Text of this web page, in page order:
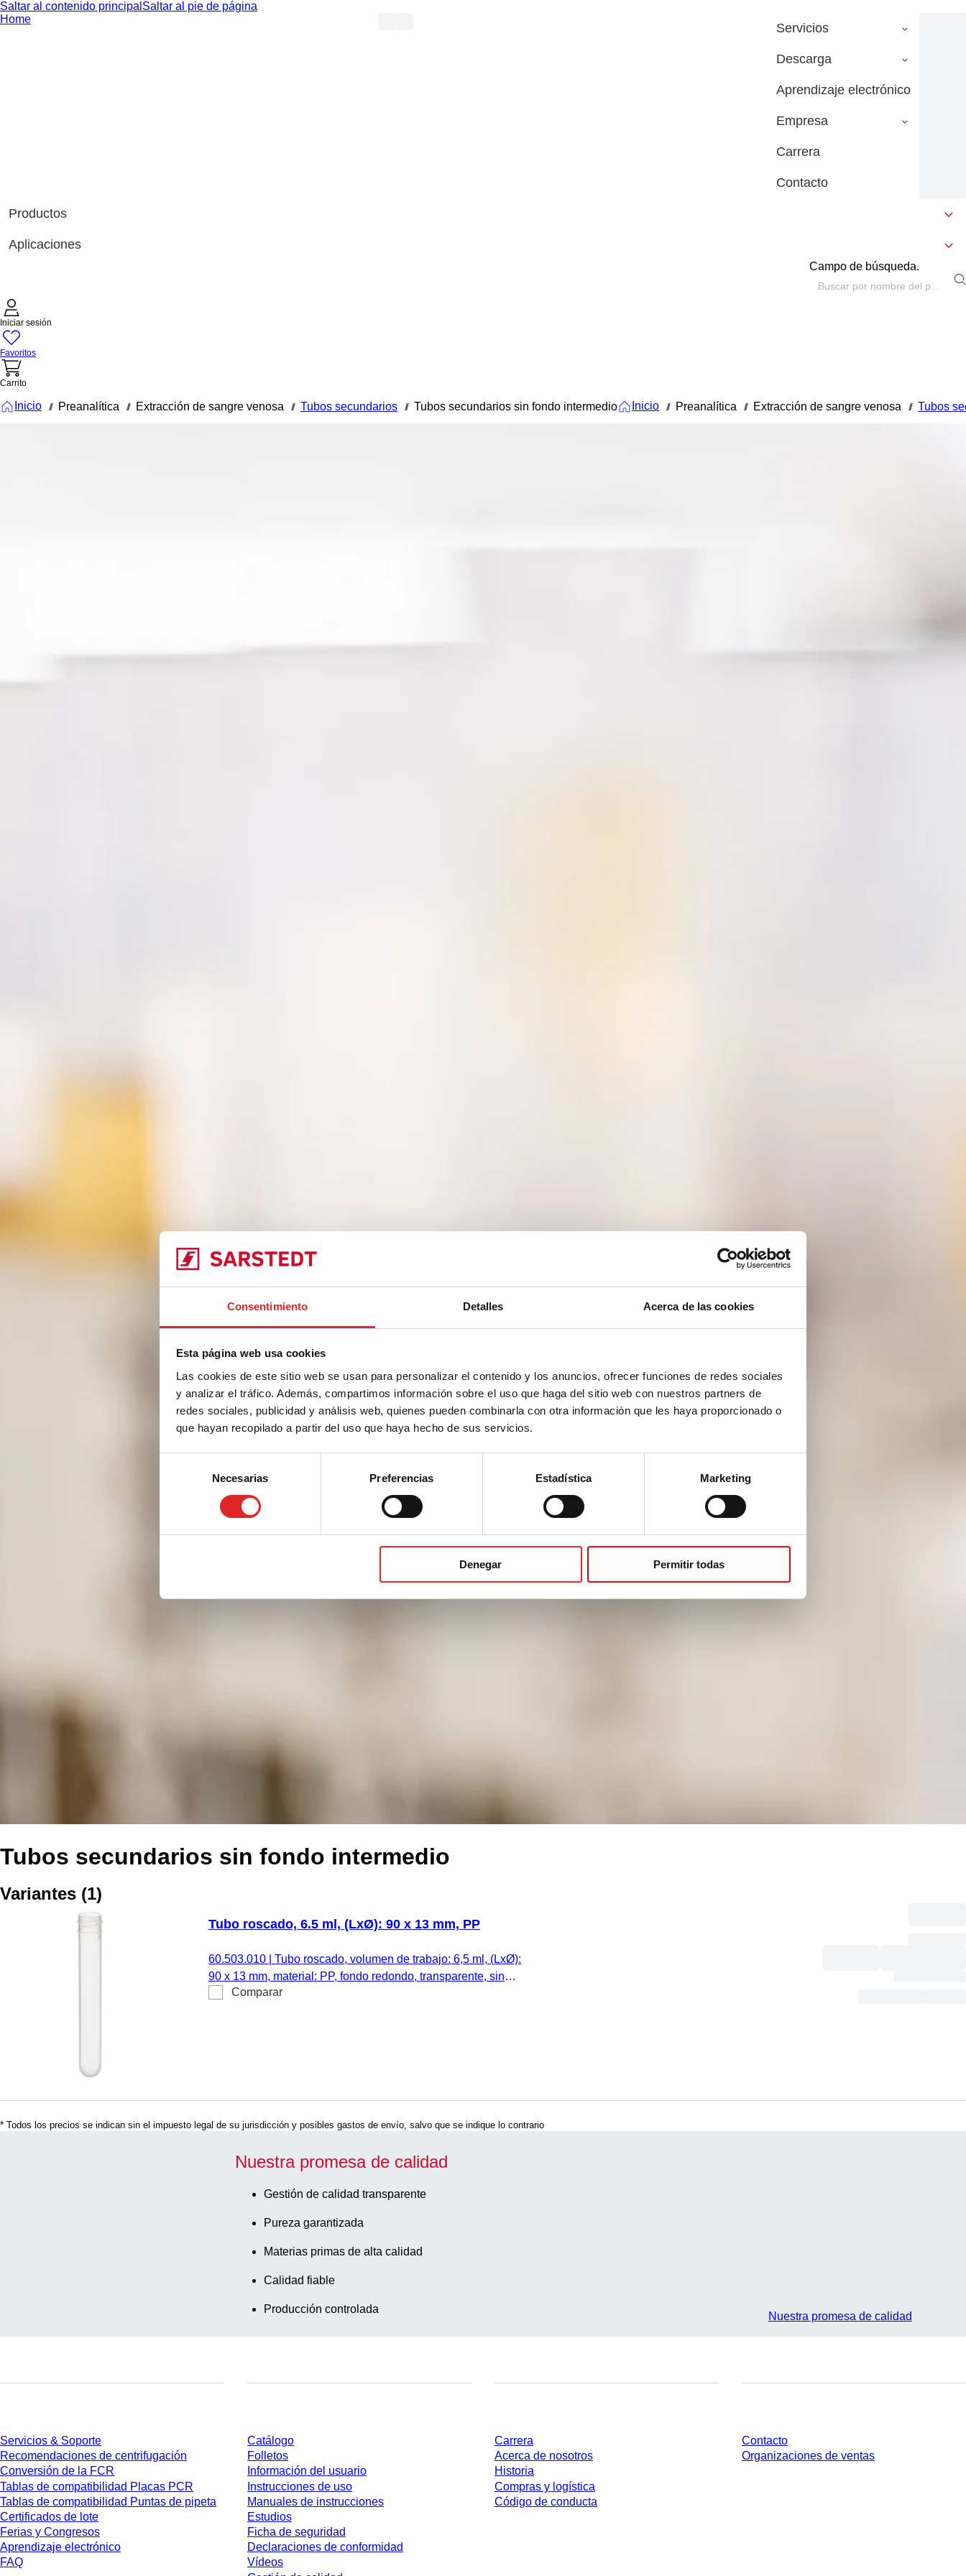
Consentimiento Detalles Acerca de las cookies
Esta página web usa cookies
Las cookies de este sitio web se usan para personalizar el contenido y los anuncios, ofrecer funciones de redes sociales
y analizar el tráfico. Además, compartimos información sobre el uso que haga del sitio web con nuestros partners de
redes sociales, publicidad y análisis web, quienes pueden combinarla con otra información que les haya proporcionado o
que hayan recopilado a partir del uso que haya hecho de sus servicios.
consentimiento
Necesarias Preferencias Estadística Marketing
Denegar Permitir todas
Saltar al contenido principal Saltar al pie de página
Home
Servicios
Descarga
Aprendizaje electrónico
Empresa
Carrera
Contacto
Productos
Aplicaciones
Campo de búsqueda.
Iniciar sesión
Favoritos
Carrito
Inicio /// Preanalítica /// Extracción de sangre venosa /// Tubos secundarios /// Tubos secundarios sin fondo intermedio Inicio /// Preanalítica /// Extracción de sangre venosa /// Tubos
Tubos secundarios sin fondo intermedio
Variantes (1)
Tubo roscado, 6.5 ml, (LxØ): 90 x 13 mm, PP
60.503.010
Tubo roscado, volumen de trabajo: 6,5 ml, (LxØ):
90 x 13 mm, material: PP, fondo redondo, transparente, sin
cierre, 500 unidades/bolsa
Comparar
* Todos los precios se indican sin el impuesto legal de su jurisdicción y posibles gastos de envío, salvo que se indique lo contrario
Nuestra promesa de calidad
Gestión de calidad transparente
Pureza garantizada
Materias primas de alta calidad
Calidad fiable
Producción controlada
Nuestra promesa de calidad
Servicios & Soporte
Recomendaciones de centrifugación
Conversión de la FCR
Tablas de compatibilidad Placas PCR
Tablas de compatibilidad Puntas de pipeta
Certificados de lote
Ferias y Congresos
Aprendizaje electrónico
FAQ
Catálogo
Folletos
Información del usuario
Instrucciones de uso
Manuales de instrucciones
Estudios
Ficha de seguridad
Declaraciones de conformidad
Vídeos
Carrera
Acerca de nosotros
Historia
Compras y logística
Código de conducta
Contacto
Organizaciones de ventas